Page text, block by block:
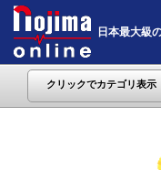
日本最大級
クリックでカテゴリ表示